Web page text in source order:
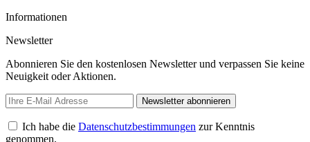
Informationen
Newsletter
Abonnieren Sie den kostenlosen Newsletter und verpassen Sie keine
Neuigkeit oder Aktionen.
Newsletter abonnieren
Ich habe die Datenschutzbestimmungen zur Kenntnis
genommen.